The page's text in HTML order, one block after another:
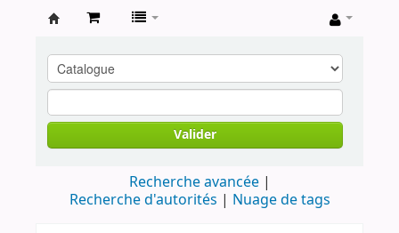
contestataires
Valider
Recherche avancée
Recherche d'autorités
Nuage de tags